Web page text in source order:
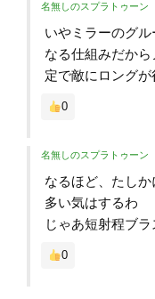
名無しのスプラトゥーン
いやミラーのグ
なる仕組みだか
定で敵にロングが
0
名無しのスプラトゥーン
なるほど、たし
多い気はするわ
じゃあ短射程ブ
0